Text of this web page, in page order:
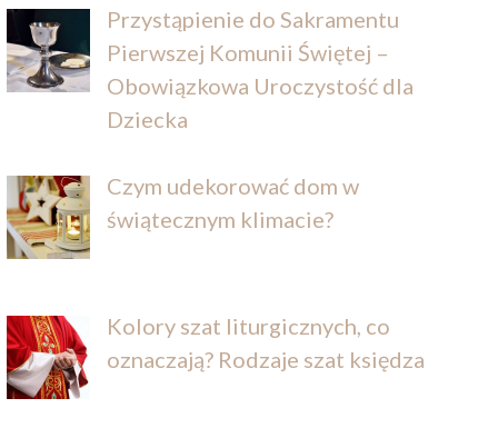
Przystąpienie do Sakramentu
Pierwszej Komunii Świętej –
Obowiązkowa Uroczystość dla
Dziecka
Czym udekorować dom w
świątecznym klimacie?
Kolory szat liturgicznych, co
oznaczają? Rodzaje szat księdza